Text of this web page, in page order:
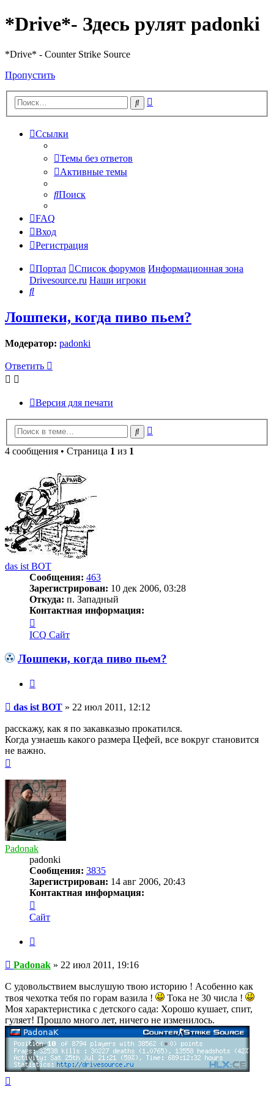
*Drive*- Здесь рулят padonki
*Drive* - Counter Strike Source
Пропустить
Поиск
Ссылки
Темы без ответов
Активные темы
Поиск
FAQ
Вход
Регистрация
Портал Список форумов Информационная зона
Drivesource.ru Наши игроки
Поиск
Лошпеки, когда пиво пьем?
Модератор: padonki
Ответить
Версия для печати
Поиск
4 сообщения • Страница 1 из 1
das ist BOT
Сообщения: 463
Зарегистрирован: 10 дек 2006, 03:28
Откуда: п. Западный
Контактная информация:
информация
пользователя
ist
ICQ Сайт
Лошпеки, когда пиво пьем?
Сообщение
das ist BOT » 22 июл 2011, 12:12
расскажу, как я по закавказью прокатился.
Когда узнаешь какого размера Цефей, все вокруг становится
не важно.
началу
Padonak
padonki
Сообщения: 3835
Зарегистрирован: 14 авг 2006, 20:43
Контактная информация:
информация
пользователя
Сайт
Сообщение
Padonak » 22 июл 2011, 19:16
С удовольствием выслушую твою историю ! Асобенно как
твоя чехотка тебя по горам вазила !
Тока не 30 числа !
Моя характеристика с детского сада: Хорошо кушает, спит,
гуляет! Прошло много лет, ничего не изменилось.